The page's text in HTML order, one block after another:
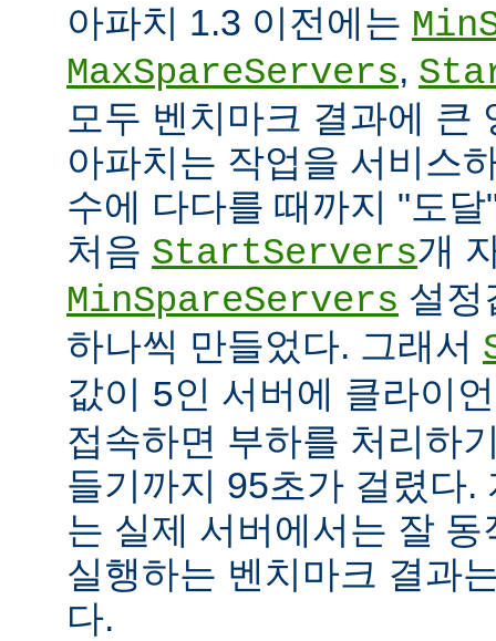
아파치 1.3 이전에는
MaxSpareServers,
모두 벤치마크 결과에 큰
아파치는 작업을 서비스
수에 다다를 때까지 "도
처음 StartServers개
MinSpareServers 설정
하나씩 만들었다. 그래서
값이 5인 서버에 클라이
접속하면 부하를 처리하
들기까지 95초가 걸렸다.
는 실제 서버에서는 잘
실행하는 벤치마크 결과
다.